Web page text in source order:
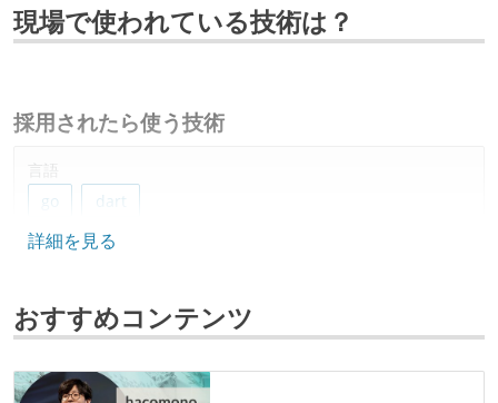
現場で使われている技術は？
採用されたら使う技術
言語
go
dart
フレームワーク
プロジェクト管理
github
詳細を見る
おすすめコンテンツ